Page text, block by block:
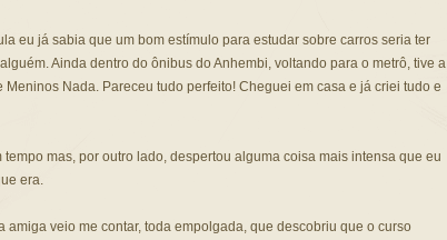
eu já sabia que um bom estímulo para estudar sobre carros seria ter
Ainda dentro do ônibus do Anhembi, voltando para o metrô, tive a
Nada. Pareceu tudo perfeito! Cheguei em casa e já criei tudo e
mas, por outro lado, despertou alguma coisa mais intensa que eu
era.
amiga veio me contar, toda empolgada, que descobriu que o curso